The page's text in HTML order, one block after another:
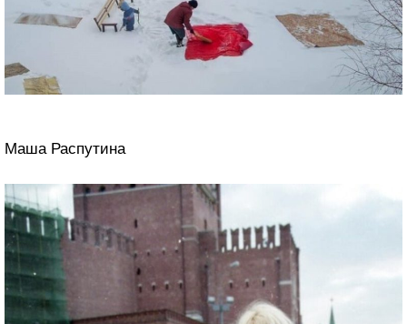
Маша Распутина